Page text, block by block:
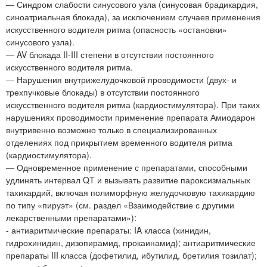
— Синдром слабости синусового узла (синусовая брадикардия,
синоатриальная блокада), за исключением случаев применения
искусственного водителя ритма (опасность «остановки»
синусового узла).
— AV блокада II-III степени в отсутствии постоянного
искусственного водителя ритма.
— Нарушения внутрижелудочковой проводимости (двух- и
трехпучковые блокады) в отсутствии постоянного
искусственного водителя ритма (кардиостимулятора). При таких
нарушениях проводимости применение препарата Амиодарон
внутривенно возможно только в специализированных
отделениях под прикрытием временного водителя ритма
(кардиостимулятора).
— Одновременное применение с препаратами, способными
удлинять интервал QT и вызывать развитие пароксизмальных
тахикардий, включая полиморфную желудочковую тахикардию
по типу «пируэт» (см. раздел «Взаимодействие с другими
лекарственными препаратами»):
- антиаритмические препараты: IA класса (хинидин,
гидрохинидин, дизопирамид, прокаинамид); антиаритмические
препараты III класса (дофетилид, ибутилид, бретилия тозилат);